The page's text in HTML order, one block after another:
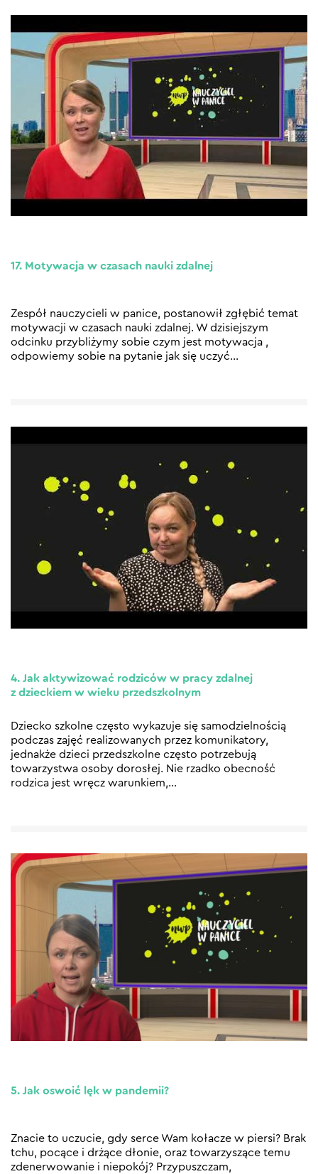
17. Motywacja w czasach nauki zdalnej
Zespół nauczycieli w panice, postanowił zgłębić temat
motywacji w czasach nauki zdalnej. W dzisiejszym
odcinku przybliżymy sobie czym jest motywacja ,
odpowiemy sobie na pytanie jak się uczyć…
4. Jak aktywizować rodziców w pracy zdalnej
z dzieckiem w wieku przedszkolnym
Dziecko szkolne często wykazuje się samodzielnością
podczas zajęć realizowanych przez komunikatory,
jednakże dzieci przedszkolne często potrzebują
towarzystwa osoby dorosłej. Nie rzadko obecność
rodzica jest wręcz warunkiem,…
5. Jak oswoić lęk w pandemii?
Znacie to uczucie, gdy serce Wam kołacze w piersi? Brak
tchu, pocące i drżące dłonie, oraz towarzyszące temu
zdenerwowanie i niepokój? Przypuszczam,